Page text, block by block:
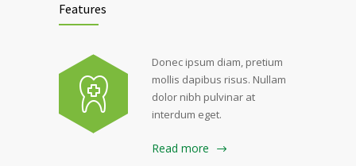
Features
Donec ipsum diam, pretium
mollis dapibus risus. Nullam
dolor nibh pulvinar at
interdum eget.
Read more